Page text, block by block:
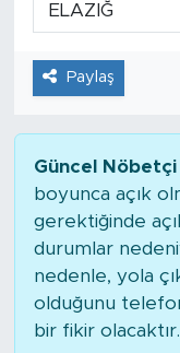
Paylaş
Güncel
boyunca açık
gerektiğinde
durumlar
nedenle, yola
olduğunu
bir fikir olacaktır.
Tarihçe
Resmi İlanlar
Foto Şaka
Politika